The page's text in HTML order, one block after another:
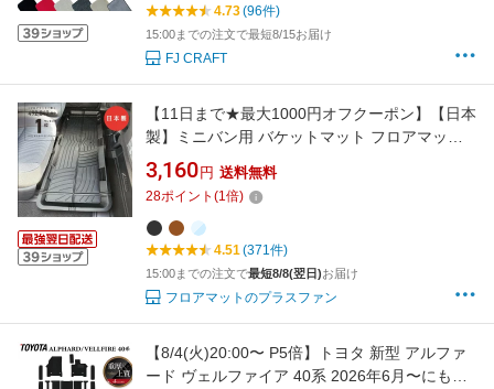
4.73(96件)
15:00までの注文で最短8/15お届け
FJ CRAFT
【11日まで★最大1000円オフクーポン】【日本
製】ミニバン用 バケットマット フロアマット
3D 立体マット 防水 リア用 汎用 カーマット 汚
れ防止 ゴム 水洗い OK 後部座席 2列目 3列目
釣り 車中泊 車マットヴォクシー ハイエース 送
料無料
3,160 円 送料無料
28ポイント (1倍)
4.51(371件)
15:00までの注文で最短8/8(翌日)お届け
フロアマットのプラスファン
【8/4(火)20:00〜 P5倍】トヨタ 新型 アルファ
ード ヴェルファイア 40系 2026年6月〜にも対